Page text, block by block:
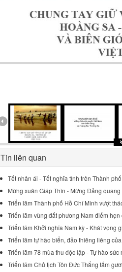
Tin liên quan
Tết nhân ái - Tết nghĩa tình trên Thành
Mừng xuân Giáp Thìn - Mừng Đảng
Triển lãm Thành phố Hồ Chí Minh vượt
Triển lãm vùng đất phương Nam điểm
Triển lãm Khởi nghĩa Nam kỳ - Khát vọng
Triển lãm tự hào biển, đảo thiêng liêng
Triển lãm 78 mùa thu độc lập - Tự hào sức
Triển lãm Chủ tịch Tôn Đức Thắng tấm